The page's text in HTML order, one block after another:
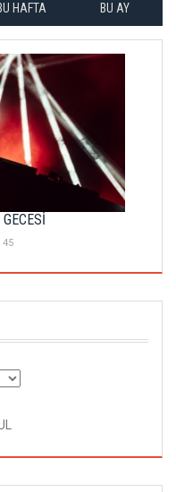
HAFTA BU AY
45